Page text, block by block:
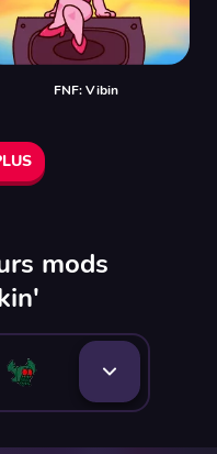
FNF: Vibin
mods